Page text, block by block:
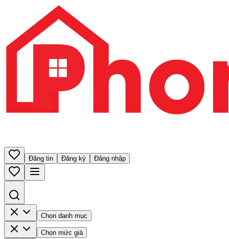
Đăng tin Đăng ký Đăng nhập
Chọn danh mục
Chọn mức giá